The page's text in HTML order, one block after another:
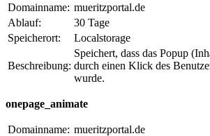
Domainname: mueritzportal.de
Ablauf:
30 Tage
Speicherort:
Localstorage
Beschreibung:
Speichert, dass das Popup
durch einen Klick des
wurde.
onepage_animate
Domainname: mueritzportal.de